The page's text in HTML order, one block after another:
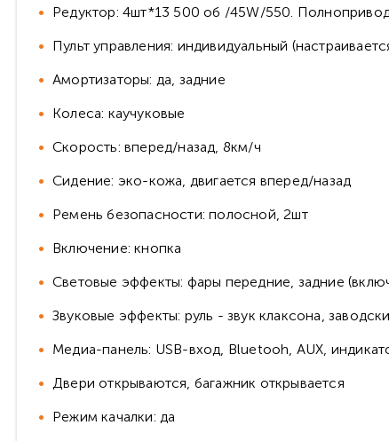
Редуктор: 4шт*13 500 об /45W/550.
Пульт управления: индивидуальный
Амортизаторы: да, задние
Колеса: каучуковые
Скорость: вперед/назад, 8км/ч
Сидение: эко-кожа, двигается вперед/назад
Ремень безопасности: полосной, 2шт
Включение: кнопка
Световые эффекты: фары передние, задние
Звуковые эффекты: руль - звук клаксона,
Медиа-панель: USB-вход, Bluetooh, AUX,
Двери открываются, багажник открывается
Режим качалки: да